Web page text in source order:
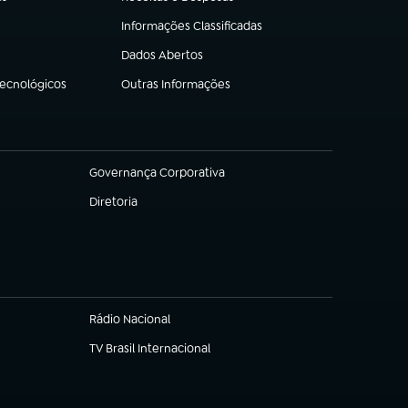
Informações Classificadas
(abre em nova aba)
Dados Abertos
(abre em nova aba)
Outras Informações
(abre em nova aba)
Governança Corporativa
(abre em nova aba)
Diretoria
(abre em nova aba)
Rádio Nacional
TV Brasil Internacional
(abre em nova aba)